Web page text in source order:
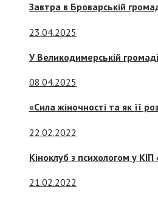
Завтра в Броварській
23.04.2025
У Великодимерській
08.04.2025
«Сила жіночності та як її
22.02.2022
Кіноклуб з психологом у
21.02.2022